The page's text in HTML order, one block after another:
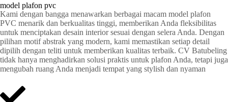
model plafon pvc
Kami dengan bangga menawarkan berbagai macam model plafon
PVC menarik dan berkualitas tinggi, memberikan Anda fleksibilitas
untuk menciptakan desain interior sesuai dengan selera Anda. Dengan
pilihan motif abstrak yang modern, kami memastikan setiap detail
dipilih dengan teliti untuk memberikan kualitas terbaik. CV Batubeling
tidak hanya menghadirkan solusi praktis untuk plafon Anda, tetapi juga
mengubah ruang Anda menjadi tempat yang stylish dan nyaman